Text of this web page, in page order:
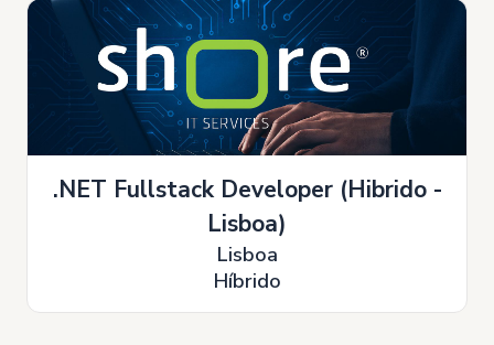
.NET Fullstack Developer (Hibrido -
Lisboa)
Lisboa
Híbrido